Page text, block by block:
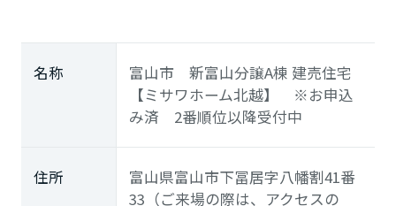
名称
富山市 新富山分譲A棟 建売住宅
【ミサワホーム北越】 ※お申込
み済 2番順位以降受付中
住所
富山県富山市下冨居字八幡割41番
33（ご来場の際は、アクセスの